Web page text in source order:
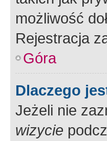
możliwość
Rejestracja
Góra
Dlaczego
Jeżeli nie
wizycie